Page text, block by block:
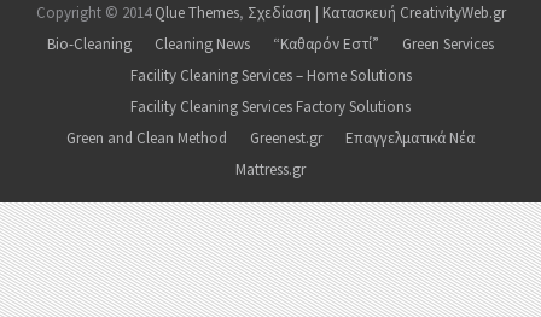
Copyright © 2014Qlue Themes, Σχεδίαση | Κατασκευή CreativityWeb.gr
Bio-Cleaning
Cleaning News “Καθαρόν Εστί”
Green Services
Facility Cleaning Services – Home Solutions
Facility Cleaning Services Factory Solutions
Green and Clean Method
Greenest.gr
Επαγγελματικά Νέα
Mattress.gr